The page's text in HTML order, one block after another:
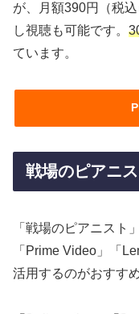
が、月額390円（税
し視聴も可能です。
ています。
戦場のピアニ
「戦場のピアニスト
「Prime Video」「
活用するのがおすす